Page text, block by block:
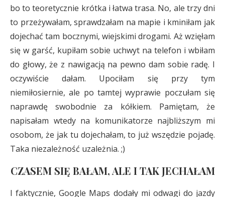
bo to teoretycznie krótka i łatwa trasa. No, ale trzy dni
to przeżywałam, sprawdzałam na mapie i kminiłam jak
dojechać tam bocznymi, wiejskimi drogami. Aż wzięłam
się w garść, kupiłam sobie uchwyt na telefon i wbiłam
do głowy, że z nawigacją na pewno dam sobie radę. I
oczywiście dałam. Upociłam się przy tym
niemiłosiernie, ale po tamtej wyprawie poczułam się
naprawdę swobodnie za kółkiem. Pamiętam, że
napisałam wtedy na komunikatorze najbliższym mi
osobom, że jak tu dojechałam, to już wszędzie pojadę.
Taka niezależność uzależnia. ;)
CZASEM SIĘ BAŁAM, ALE I TAK JECHAŁAM
I faktycznie, Google Maps dodały mi odwagi do jazdy